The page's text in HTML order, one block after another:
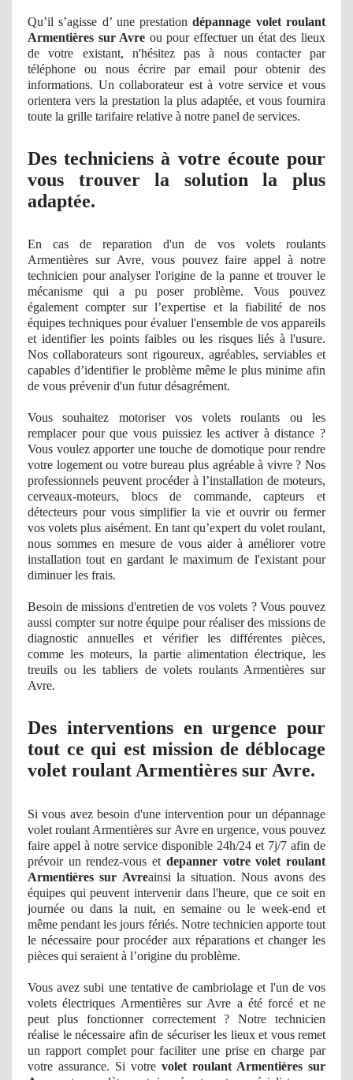
Qu’il s’agisse d’ une prestationdépannage volet roulant
Armentières sur Avre ou pour effectuerun état des lieux
de votre existant, n'hésitez pas à nous contacterpar
téléphone ou nous écrire par email pour obtenir des
informations. Un collaborateur est à votre service et vous
orientera vers la prestation la plus adaptée, et vous fournira
toute la grille tarifaire relative à notre panel de services.
Des techniciens à votre écoute pour
vous trouver la solution la plus
adaptée.
En cas de reparation d'un de vos volets roulants
Armentières sur Avre, vous pouvez faire appel à notre
technicien pour analyser l'origine de la panne et trouver le
mécanisme qui a pu poser problème. Vous pouvez
également compter sur l’expertise et la fiabilitéde nos
équipes techniques pour évaluer l'ensemble de vos appareils
et identifier les points faibles ou les risques liés à l'usure.
Nos collaborateurs sont rigoureux, agréables, serviables et
capables d’identifier le problème même le plus minime afin
de vous prévenir d'un futur désagrément.
Vous souhaitez motoriser vos volets roulants ou les
remplacer pour que vous puissiez les activer à distance ?
Vous voulez apporter une touche de domotique pour rendre
votre logement ou votre bureau plus agréableà vivre ? Nos
professionnels peuvent procéder à l’installation de moteurs,
cerveaux-moteurs, blocs de commande, capteurs et
détecteurs pour vous simplifier la vie et ouvrir ou fermer
vos volets plus aisément. En tant qu’expert du volet roulant,
nous sommes en mesure de vous aider à améliorer votre
installation tout en gardant le maximum de l'existant pour
diminuer les frais.
Besoin de missions d'entretien de vos volets ? Vous pouvez
aussi compter sur notre équipe pour réaliser des missions de
diagnostic annuelles et vérifier les différentes pièces,
comme les moteurs, la partie alimentation électrique, les
treuils ou les tabliers de volets roulants Armentières sur
Avre.
Des interventions en urgence pour
tout ce qui est mission de déblocage
volet roulant Armentières sur Avre.
Si vous avez besoin d'une intervention pour un dépannage
volet roulant Armentières sur Avre en urgence, vous pouvez
faire appel à notre service disponible 24h/24 et 7j/7 afin de
prévoir un rendez-vous et depanner votre volet roulant
Armentières sur Avreainsi la situation. Nous avons des
équipes qui peuvent intervenir dans l'heure, que ce soit en
journée ou dans la nuit, en semaine ou le week-end et
même pendant les jours fériés. Notre technicien apporte tout
le nécessaire pour procéder aux réparations et changer les
pièces qui seraient à l’origine du problème.
Vous avezsubi une tentative de cambriolage et l'un de vos
volets électriques Armentières sur Avre a été forcé et ne
peut plus fonctionner correctement ? Notre technicien
réalise le nécessaire afin de sécuriser les lieux et vous remet
un rapport complet pour faciliter une prise en charge par
votre assurance. Si votre volet roulant Armentières sur